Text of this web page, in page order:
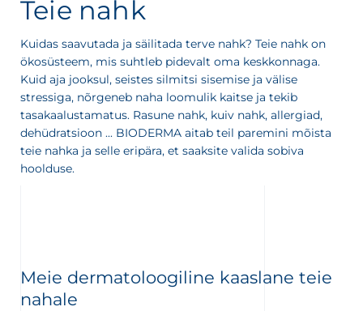
Teie nahk
Kuidas saavutada ja säilitada terve nahk? Teie nahk on
ökosüsteem, mis suhtleb pidevalt oma keskkonnaga.
Kuid aja jooksul, seistes silmitsi sisemise ja välise
stressiga, nõrgeneb naha loomulik kaitse ja tekib
tasakaalustamatus. Rasune nahk, kuiv nahk, allergiad,
dehüdratsioon ... BIODERMA aitab teil paremini mõista
teie nahka ja selle eripära, et saaksite valida sobiva
hoolduse.
Meie dermatoloogiline kaaslane teie
nahale